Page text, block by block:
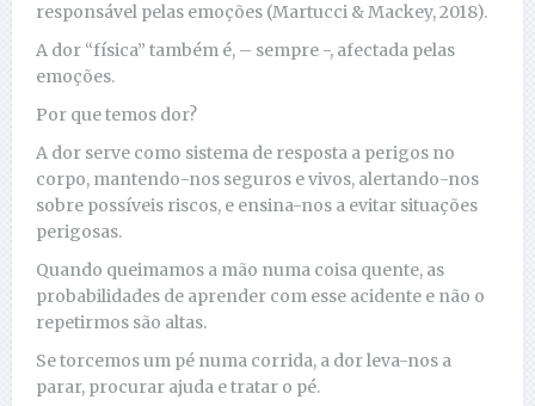
responsável pelas emoções (Martucci & Mackey, 2018).
A dor “física” também é, – sempre -, afectada pelas
emoções.
Por que temos dor?
A dor serve como sistema de resposta a perigos no
corpo, mantendo-nos seguros e vivos, alertando-nos
sobre possíveis riscos, e ensina-nos a evitar situações
perigosas.
Quando queimamos a mão numa coisa quente, as
probabilidades de aprender com esse acidente e não o
repetirmos são altas.
Se torcemos um pé numa corrida, a dor leva-nos a
parar, procurar ajuda e tratar o pé.